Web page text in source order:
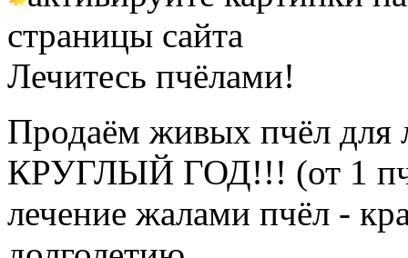
страницы сайта
Лечитесь пчёлами!
Продаём живых пчёл для
КРУГЛЫЙ ГОД!!! (от 1
лечение жалами пчёл -